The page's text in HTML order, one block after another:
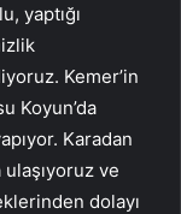
yaptığı
Kemer’in
Koyun’da
Karadan
ulaşıyoruz ve
dolayı